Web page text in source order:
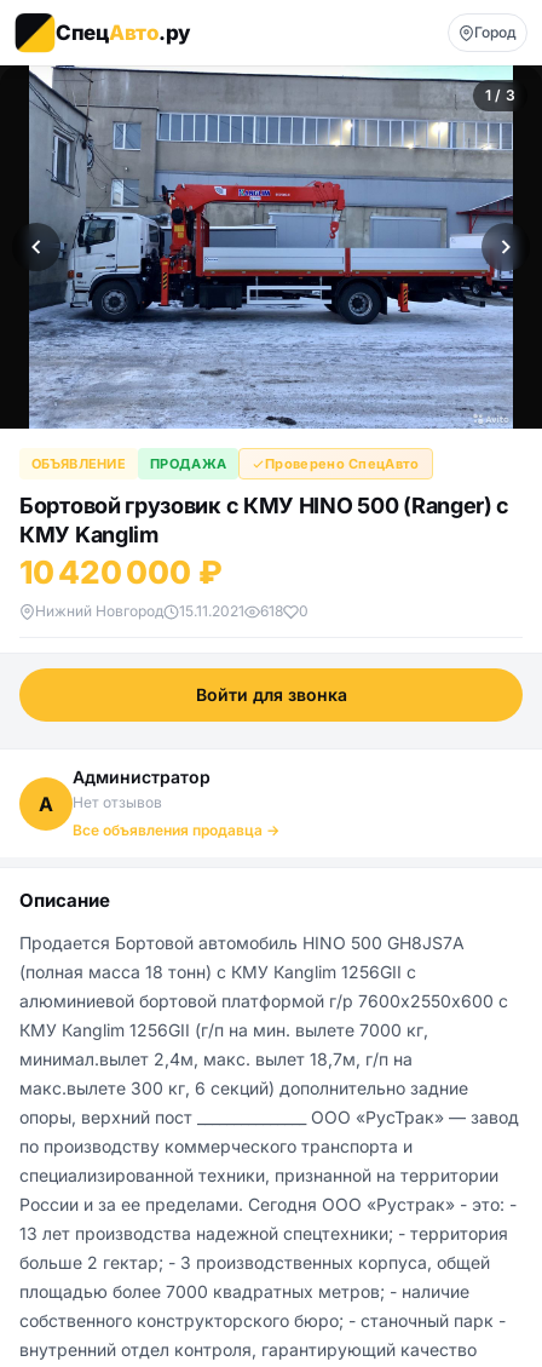
СпецАвто.ру Город
1 / 3
ОБЪЯВЛЕНИЕ ПРОДАЖА Проверено СпецАвто
Бортовой грузовик с КМУ HINO 500 (Ranger) с
КМУ Kanglim
10 420 000 ₽
Нижний Новгород 15.11.2021 618 0
Войти для звонка
А
Администратор
Нет отзывов
Все объявления продавца →
Описание
Продается Бортовой автомобиль НINО 500 GН8JS7А
(полная масса 18 тонн) с КМУ Каnglim 1256GII с
алюминиевой бортовой платформой г/р 7600х2550х600 с
КМУ Каnglim 1256GII (г/п на мин. вылете 7000 кг,
минимал.вылет 2,4м, макс. вылет 18,7м, г/п на
макс.вылете 300 кг, 6 секций) дополнительно задние
опоры, верхний пост _______________ ООО «РусТрак» — завод
по производству коммерческого транспорта и
специализированной техники, признанной на территории
России и за ее пределами. Сегодня ООО «Рустрак» - это: -
13 лет производства надежной спецтехники; - территория
больше 2 гектар; - 3 производственных корпуса, общей
площадью более 7000 квадратных метров; - наличие
собственного конструкторского бюро; - станочный парк -
внутренний отдел контроля, гарантирующий качество